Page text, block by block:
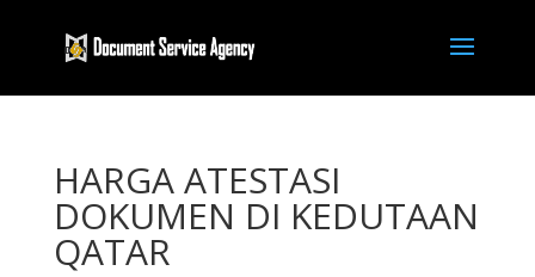
HARGA ATESTASI
DOKUMEN DI KEDUTAAN
QATAR